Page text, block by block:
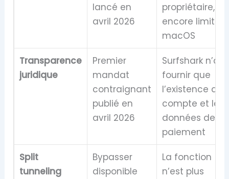
lancé en
avril 2026
propriétaire,
encore limité à
macOS
Transparence
juridique
Premier
mandat
contraignant
publié en
avril 2026
Surfshark n’a
fournir que
l’existence du
compte et les
données de
paiement
Split
tunneling
Bypasser
disponible
La fonction
n’est plus